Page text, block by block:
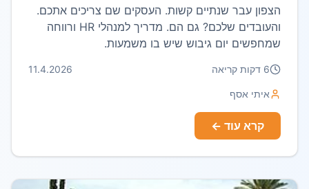
הצפון עבר שנתיים קשות. העסקים שם צריכים אתכם.
והעובדים שלכם? גם הם. מדריך למנהלי HR ורווחה
שמחפשים יום גיבוש שיש בו משמעות.
6 דקות קריאה 11.4.2026
איתי אסף
קרא עוד ←